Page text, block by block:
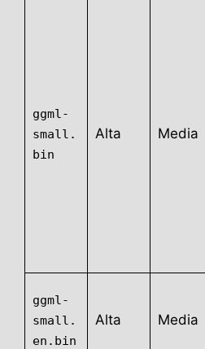
ggml-
small.
bin
Alta Media
ggml-
small.
en.bin
Alta Media